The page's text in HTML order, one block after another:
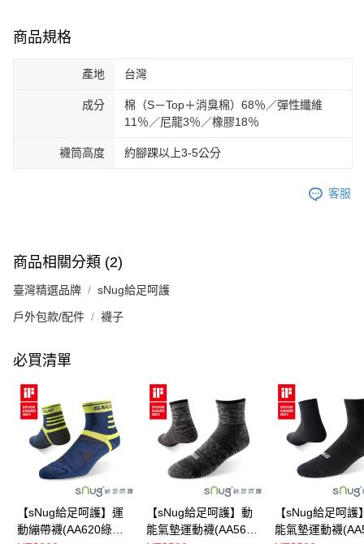
商品規格
產地 台灣
成分
棉（S－Top＋消臭棉）68％／彈性纖維
11％／尼龍3％／橡膠18％
襪筒高度 約腳踝以上3-5公分
客服
商品相關分類 (2)
臺灣精選品牌 sNug給足呵護
戶外包款/配件 襪子
必買清單
【sNug給足呵護】運
動繃帶襪(AA620綠藍/
【sNug給足呵護】動
能氣墊運動襪(AA560
【sNug給足呵護
能氣墊運動襪